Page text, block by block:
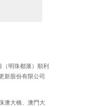
明珠都滙）順利
新股份有限公司
澳大橋、澳門大